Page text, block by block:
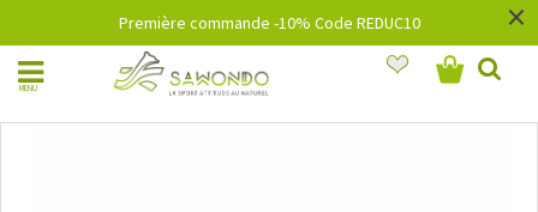
Première commande -10% Code REDUC10 ×
MENU